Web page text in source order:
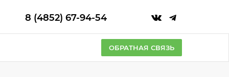
8 (4852) 67-94-54
ОБРАТНАЯ СВЯЗЬ